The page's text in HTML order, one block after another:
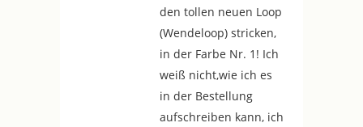
den tollen neuen Loop
(Wendeloop) stricken,
in der Farbe Nr. 1! Ich
weiß nicht,wie ich es
in der Bestellung
aufschreiben kann, ich